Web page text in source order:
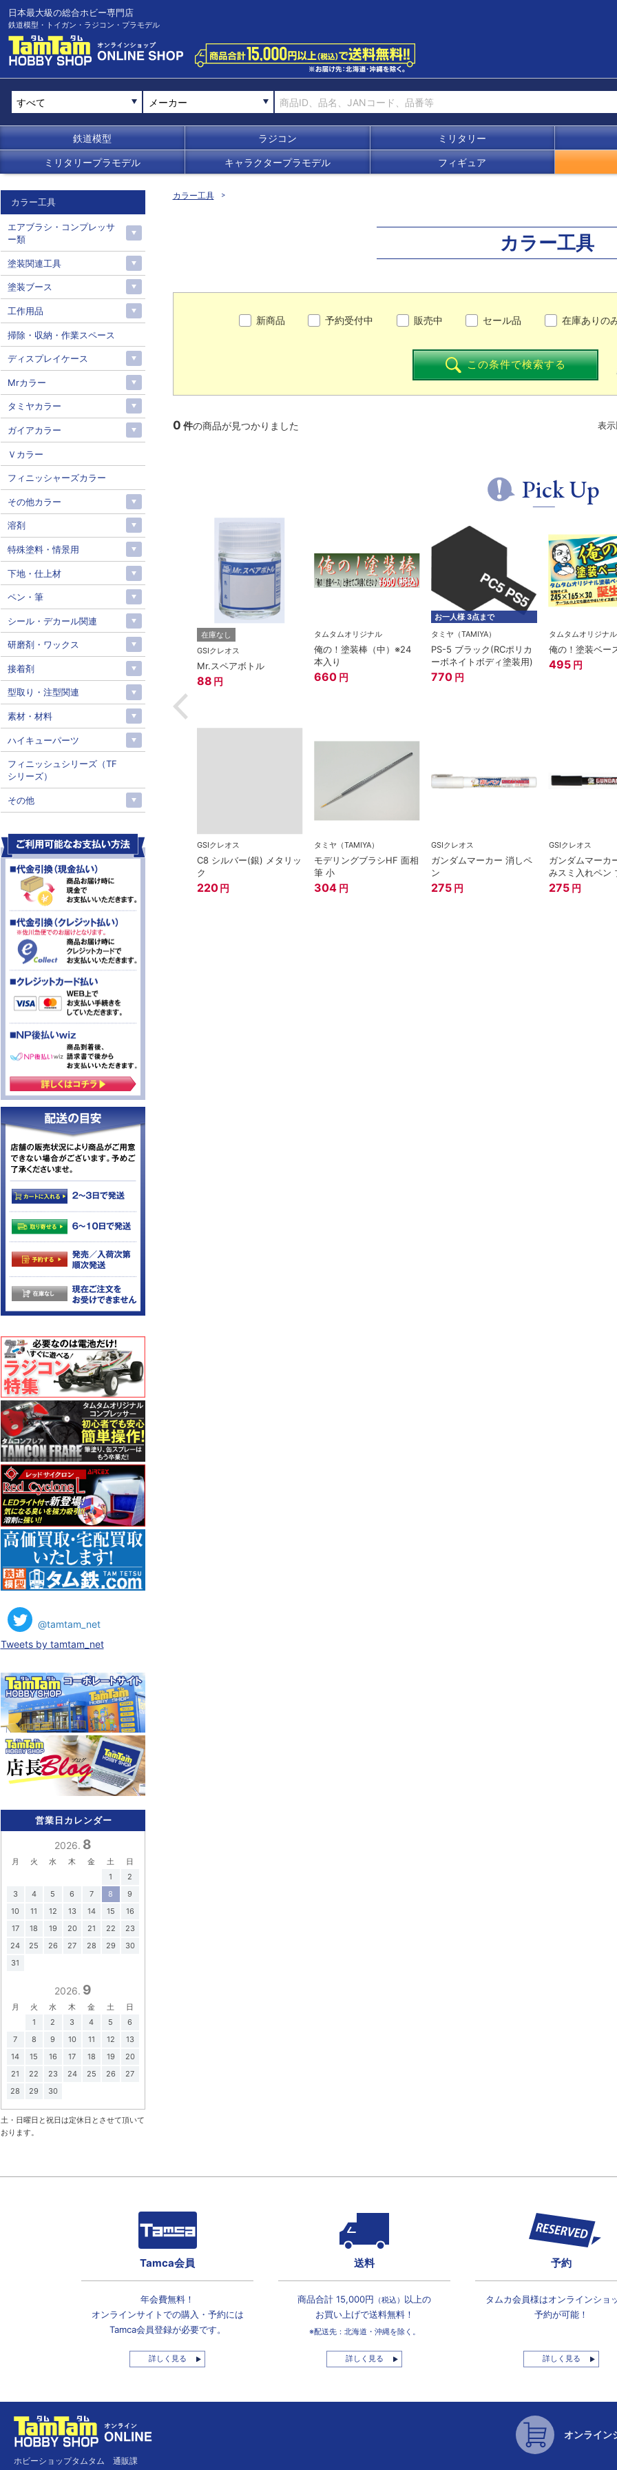
日本最大級の総合ホビー専門店
鉄道模型・トイガン・ラジコン・プラモデル
メーカー
鉄道模型 ラジコン ミリタリー
ミリタリープラモデル キャラクタープラモデル フィギュア
カラー工具
カラー工具
新商品 予約受付中 販売中 セール品 在庫ありの
この条件で検索する
0 件の商品が見つかりました 表示
Pick Up
ーカーEX 光の
在庫なし
Mr.サーフェイサー1000
スプレー（徳用）
在庫なし
GSIクレオス
Mr.スペアボトル
88 円
タムタムオリジナル
俺の！塗装棒（中）※24
本入り
660 円
お一人様 3点まで
タミヤ（TAMIYA）
PS-5 ブラック(RCポリカ
ーボネイトボディ塗装用)
770 円
タムタムオリジナル
俺の！塗装ベー
495 円
GSIクレオス
C8 シルバー(銀) メタリッ
ク
220 円
タミヤ（TAMIYA）
モデリングブラシHF 面相
筆 小
304 円
GSIクレオス
ガンダムマーカー 消しペ
ン
275 円
GSIクレオス
ガンダムマーカ
みスミ入れペン
275 円
カラー工具
エアブラシ・コンプレッサ
ー類
塗装関連工具
塗装ブース
工作用品
掃除・収納・作業スペース
ディスプレイケース
Mrカラー
タミヤカラー
ガイアカラー
Ｖカラー
フィニッシャーズカラー
その他カラー
溶剤
特殊塗料・情景用
下地・仕上材
ペン・筆
シール・デカール関連
研磨剤・ワックス
接着剤
型取り・注型関連
素材・材料
ハイキューパーツ
フィニッシュシリーズ（TF
シリーズ）
その他
@tamtam_net
Tweets by tamtam_net
営業日カレンダー
2026. 8
月 火 水 木 金 土
日
1
2
3
4 5 6 7 8
9
10
11 12 13 14 15
16
17
18 19 20 21 22
23
24
25 26 27 28 29
30
31
2026. 9
月 火 水 木 金 土
日
1
2 3 4 5
6
7
8 9 10 11 12
13
14
15 16 17 18 19
20
21
22 23 24 25 26
27
28
29 30
土・日曜日と祝日は定休日とさせて頂いて
おります。
Tamca会員
年会費無料！
オンラインサイトでの購入・予約には
Tamca会員登録が必要です。
詳しく見る
送料
商品合計 15,000円 （税込） 以上の
お買い上げで送料無料！
※配送先：北海道・沖縄を除く。
詳しく見る
予約
タムカ会員様はオンラインショ
予約が可能！
詳しく見る
ホビーショップタムタム 通販課
オンライン